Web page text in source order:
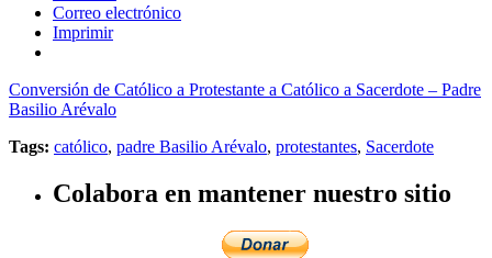
Correo electrónico
Imprimir
Conversión de Católico a Protestante a Católico a Sacerdote – Padre
Basilio Arévalo
Tags: católico, padre Basilio Arévalo, protestantes, Sacerdote
Colabora en mantener nuestro sitio